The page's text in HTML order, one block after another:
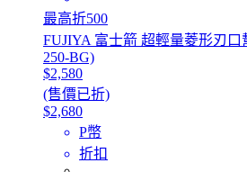
最高折500
FUJIYA 富士箭 超輕量菱形刃口
250-BG)
$2,580
(售價已折)
$2,680
P幣
折扣